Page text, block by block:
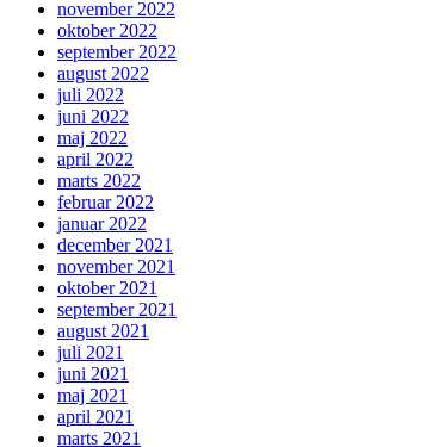
november 2022
oktober 2022
september 2022
august 2022
juli 2022
juni 2022
maj 2022
april 2022
marts 2022
februar 2022
januar 2022
december 2021
november 2021
oktober 2021
september 2021
august 2021
juli 2021
juni 2021
maj 2021
april 2021
marts 2021